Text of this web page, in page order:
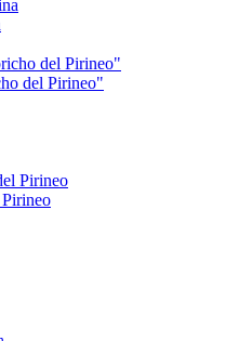
del Pirineo"
Pirineo